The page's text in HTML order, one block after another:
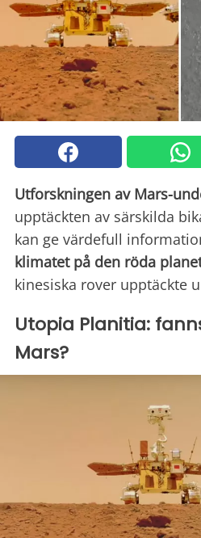
Utforskningen av Mars-
upptäckten av särskilda
kan ge värdefull
klimatet på den röda
kinesiska rover upptäckte
Utopia Planitia:
Mars?